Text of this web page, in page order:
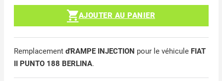
AJOUTER AU PANIER
Remplacement d'RAMPE INJECTION pour le véhicule FIAT
II PUNTO 188 BERLINA.